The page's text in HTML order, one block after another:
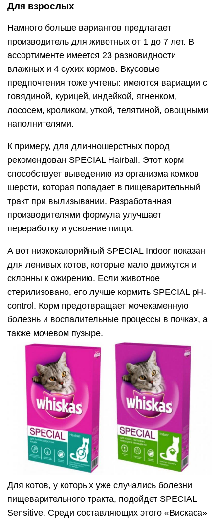
Для взрослых
Намного больше вариантов предлагает
производитель для животных от 1 до 7 лет. В
ассортименте имеется 23 разновидности
влажных и 4 сухих кормов. Вкусовые
предпочтения тоже учтены: имеются вариации с
говядиной, курицей, индейкой, ягненком,
лососем, кроликом, уткой, телятиной, овощными
наполнителями.
К примеру, для длинношерстных пород
рекомендован SPECIAL Hairball. Этот корм
способствует выведению из организма комков
шерсти, которая попадает в пищеварительный
тракт при вылизывании. Разработанная
производителями формула улучшает
переработку и усвоение пищи.
А вот низкокалорийный SPECIAL Indoor показан
для ленивых котов, которые мало движутся и
склонны к ожирению. Если животное
стерилизовано, его лучше кормить SPECIAL pH-
control. Корм предотвращает мочекаменную
болезнь и воспалительные процессы в почках, а
также мочевом пузыре.
Для котов, у которых уже случались болезни
пищеварительного тракта, подойдет SPECIAL
Sensitive. Среди составляющих этого «Вискаса»